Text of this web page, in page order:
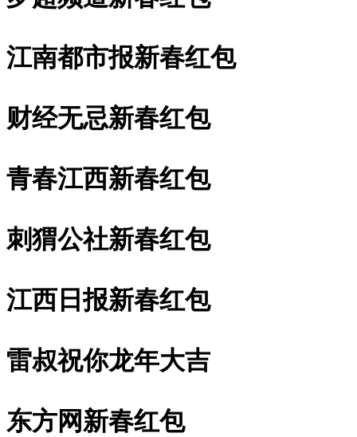
江南都市报新春红包
财经无忌新春红包
青春江西新春红包
刺猬公社新春红包
江西日报新春红包
雷叔祝你龙年大吉
东方网新春红包